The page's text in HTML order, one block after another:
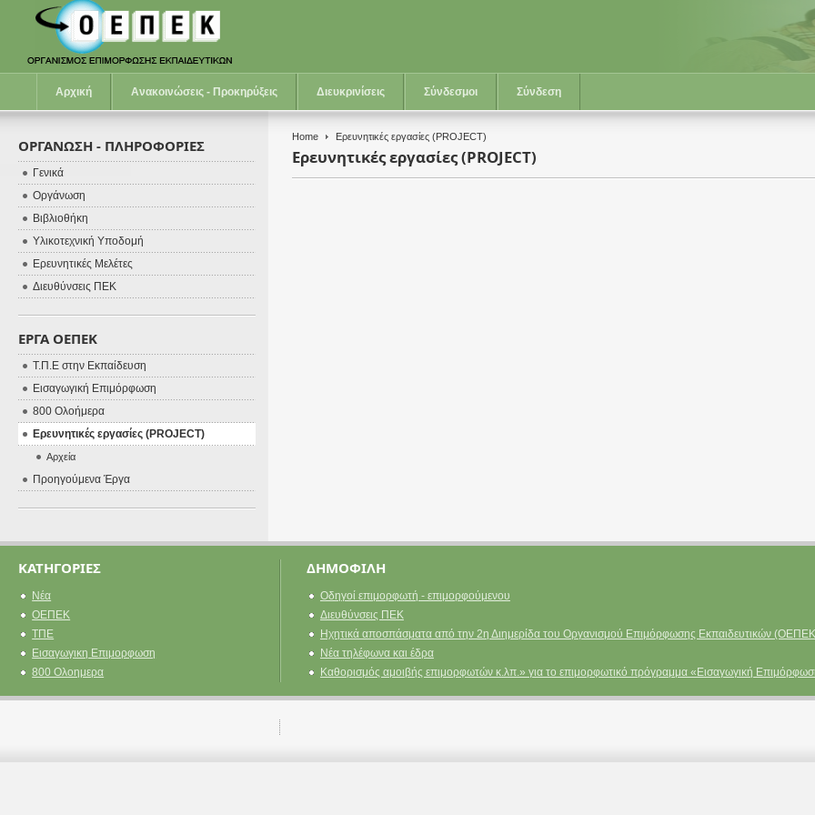
Αρχική Ανακοινώσεις - Προκηρύξεις Διευκρινίσεις Σύνδεσμοι Σύνδεση
Home Ερευνητικές εργασίες (PROJECT)
Ερευνητικές εργασίες (PROJECT)
ΟΡΓΑΝΩΣΗ - ΠΛΗΡΟΦΟΡΙΕΣ
Γενικά
Οργάνωση
Βιβλιοθήκη
Υλικοτεχνική Υποδομή
Ερευνητικές Μελέτες
Διευθύνσεις ΠΕΚ
ΕΡΓΑ ΟΕΠΕΚ
Τ.Π.Ε στην Εκπαίδευση
Εισαγωγική Επιμόρφωση
800 Ολοήμερα
Ερευνητικές εργασίες (PROJECT)
Αρχεία
Προηγούμενα Έργα
ΚΑΤΗΓΟΡΙΕΣ
Νέα
ΟΕΠΕΚ
ΤΠΕ
Εισαγωγικη Επιμορφωση
800 Ολοημερα
ΔΗΜΟΦΙΛΗ
Οδηγοί επιμορφωτή - επιμορφούμενου
Διευθύνσεις ΠΕΚ
Ηχητικά αποσπάσματα από την 2η Διημερίδα του Οργανισμού Επιμόρφωσης Εκπαιδευτικών
Νέα τηλέφωνα και έδρα
Καθορισμός αμοιβής επιμορφωτών κ.λπ.» για το επιμορφωτικό πρόγραμμα «Εισαγωγική